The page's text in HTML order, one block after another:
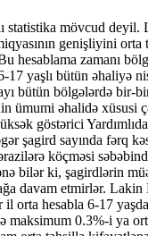
statistika mövcud deyil.
genişliyini orta
hesablama zamanı
17 yaşlı bütün əhaliyə
bütün bölgələrdə bir-
ümumi əhalidə xüsusi
göstərici
şagird sayında fərq
köçməsi
bilər ki, şagirdlərin
davam etmirlər.
il orta hesabla 6-17
0.3%-i ya